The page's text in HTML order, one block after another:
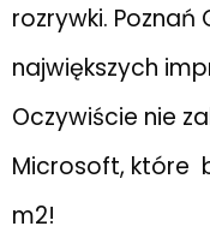
rozrywki.
największych
Oczywiście nie
Microsoft, które
m2!